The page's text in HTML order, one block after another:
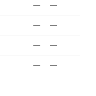
— —
— —
— —
— —